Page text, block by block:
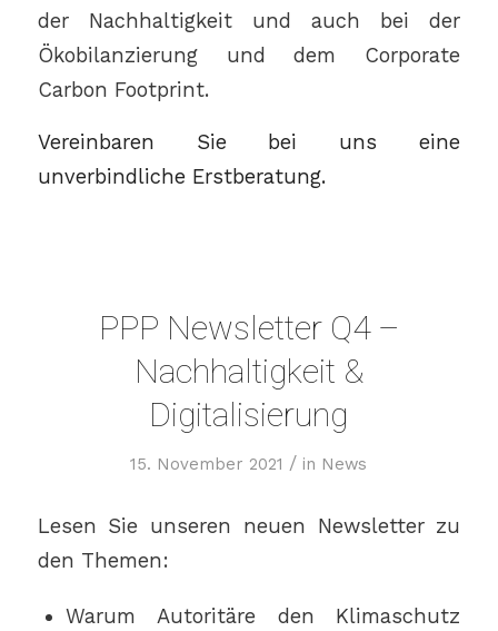
der Nachhaltigkeit und auch bei der
Ökobilanzierung und dem Corporate
Carbon Footprint.
Vereinbaren Sie bei uns eine
unverbindliche Erstberatung.
PPP Newsletter Q4 –
Nachhaltigkeit &
Digitalisierung
15. November 2021 / in News
Lesen Sie unseren neuen Newsletter zu
den Themen:
Warum Autoritäre den Klimaschutz